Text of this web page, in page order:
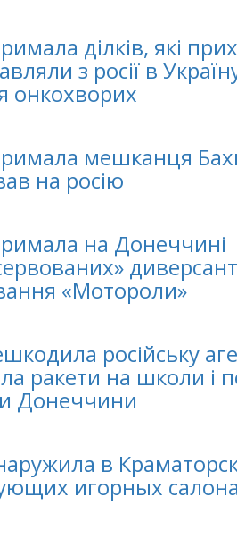
ділків, які
з росії в
онкохворих
мешканця
на росію
на Донеччині
«Мотороли»
російську
ракети на школи і
Донеччини
в
игорных салона